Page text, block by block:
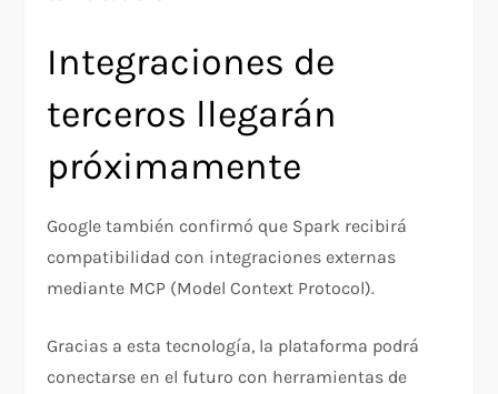
Integraciones de
terceros llegarán
próximamente
Google también confirmó que Spark recibirá
compatibilidad con integraciones externas
mediante MCP (Model Context Protocol).
Gracias a esta tecnología, la plataforma podrá
conectarse en el futuro con herramientas de